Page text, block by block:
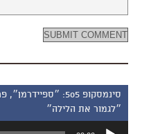
סינמסקופ 505:
״לגמור את הלילה״